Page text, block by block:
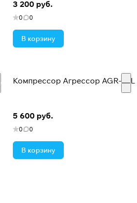
3 200 руб.
0 0
В корзину
Компрессор Агрессор AGR-50L
5 600 руб.
0 0
В корзину